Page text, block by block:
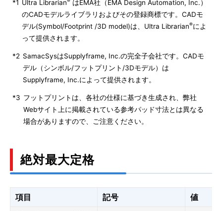
*1 Ultra Librarian
はEMA社（EMA Design Automation, Inc.）
のCADモデルライブラリおよびその登録商標です。CADモ
デル(Symbol/Footprint /3D model)は、Ultra Librarian®によ
って提供されます。
*2 SamacSysはSupplyframe, Inc.の完全子会社です。CADモ
デル（シンボル/フットプリント/3Dモデル）は
Supplyframe, Inc.によって提供されます。
*3 フットプリントは、各社の仕様に基づき生成され、弊社
Webサイト上に掲載されている参考パッド寸法とは異なる
場合がありますので、ご注意ください。
絶対最大定格
項目 記号
値